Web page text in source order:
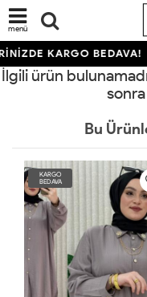
menü
KARGO BEDAVA!
İlgili ürün
Bu
KARGO
BEDAVA